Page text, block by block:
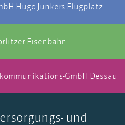
Hugo Junkers Flugplatz
Eisenbahn
GmbH Dessau
und